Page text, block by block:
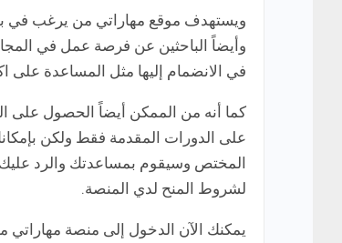
ويستهدف موقع مهاراتي من يرغب في
وأيضاً الباحثين عن فرصة عمل في
في الانضمام إليها مثل المساعدة على
كما أنه من الممكن أيضاً الحصول على
على الدورات المقدمة فقط ولكن
المختص وسيقوم بمساعدتك والرد
لشروط المنح لدي المنصة.
يمكنك الآن الدخول إلى منصة مهاراتي